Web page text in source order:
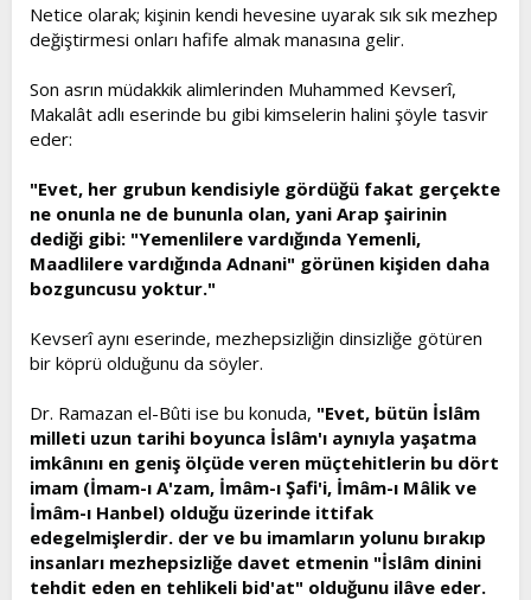
Netice olarak; kişinin kendi hevesine uyarak sık sık mezhep
değiştirmesi onları hafife almak manasına gelir.
Son asrın müdakkik alimlerinden Muhammed Kevserî,
Makalât adlı eserinde bu gibi kimselerin halini şöyle tasvir
eder:
"Evet, her grubun kendisiyle gördüğü fakat gerçekte
ne onunla ne de bununla olan, yani Arap şairinin
dediği gibi: "Yemenlilere vardığında Yemenli,
Maadlilere vardığında Adnani" görünen kişiden daha
bozguncusu yoktur."
Kevserî aynı eserinde, mezhepsizliğin dinsizliğe götüren
bir köprü olduğunu da söyler.
Dr. Ramazan el-Bûti ise bu konuda, "Evet, bütün İslâm
milleti uzun tarihi boyunca İslâm'ı aynıyla yaşatma
imkânını en geniş ölçüde veren müçtehitlerin bu dört
imam (İmam-ı A'zam, İmâm-ı Şafi'i, İmâm-ı Mâlik ve
İmâm-ı Hanbel) olduğu üzerinde ittifak
edegelmişlerdir. der ve bu imamların yolunu bırakıp
insanları mezhepsizliğe davet etmenin "İslâm dinini
tehdit eden en tehlikeli bid'at" olduğunu ilâve eder.